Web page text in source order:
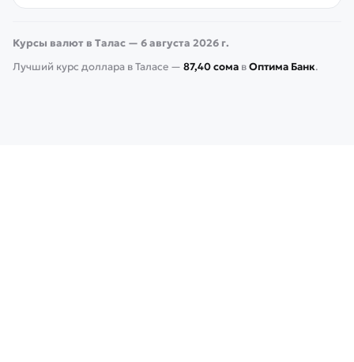
Курсы валют в Талас — 6 августа 2026 г.
Лучший курс доллара вТаласе — 87,40сома вОптима Банк.